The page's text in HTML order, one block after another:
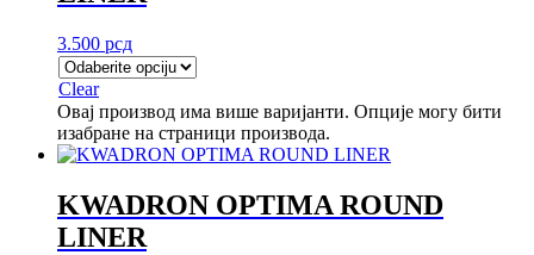
3.500 рсд
Clear
Овај производ има више варијанти. Опције могу бити
изабране на страници производа.
KWADRON OPTIMA ROUND
LINER